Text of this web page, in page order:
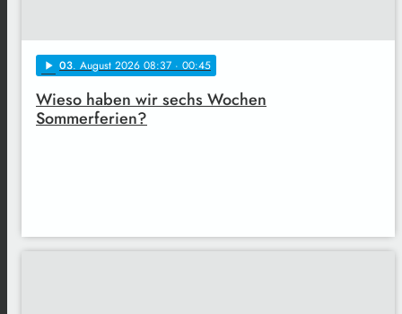
play_arrow 03. August 2026 08:37 · 00:45
Wieso haben wir sechs Wochen
Sommerferien?